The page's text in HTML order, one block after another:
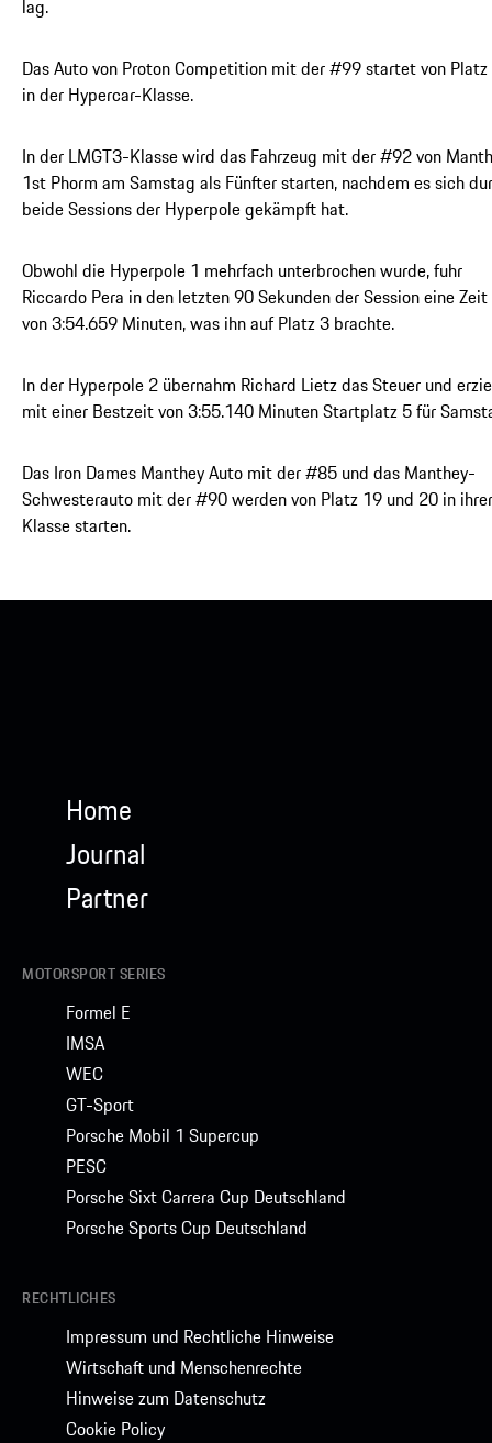
lag.
Das Auto von Proton Competition mit der #99 startet von
in der Hypercar-Klasse.
In der LMGT3-Klasse wird das Fahrzeug mit der #92 von
1st Phorm am Samstag als Fünfter starten, nachdem es sich
beide Sessions der Hyperpole gekämpft hat.
Obwohl die Hyperpole 1 mehrfach unterbrochen wurde, fuhr
Riccardo Pera in den letzten 90 Sekunden der Session eine Zeit
von 3:54.659 Minuten, was ihn auf Platz 3 brachte.
In der Hyperpole 2 übernahm Richard Lietz das Steuer und
mit einer Bestzeit von 3:55.140 Minuten Startplatz 5 für
Das Iron Dames Manthey Auto mit der #85 und das Manthey-
Schwesterauto mit der #90 werden von Platz 19 und 20 in ihrer
Klasse starten.
Home
Journal
Partner
MOTORSPORT SERIES
Formel E
IMSA
WEC
GT-Sport
Porsche Mobil 1 Supercup
PESC
Porsche Sixt Carrera Cup Deutschland
Porsche Sports Cup Deutschland
RECHTLICHES
Impressum und Rechtliche Hinweise
Wirtschaft und Menschenrechte
Hinweise zum Datenschutz
Cookie Policy